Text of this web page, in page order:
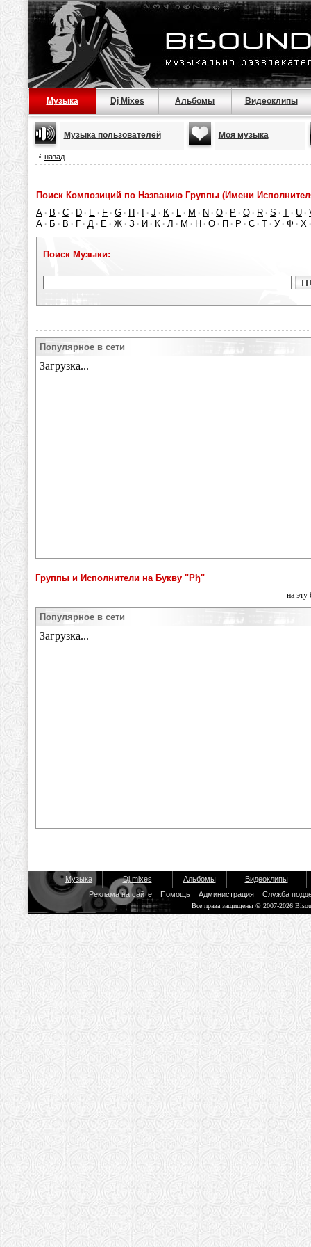
Музыка Dj Mixes Альбомы Видеоклипы
Музыка пользователей Моя музыка
назад
Поиск Композиций по Названию Группы (Имени
A · B · C · D · E · F · G · H · · J · K · L · M · N · O · P · Q · R · S · T · U ·
А · Б · В · Г · Д · Е · Ж · З · И · К · Л · М · Н · О · П · Р · С · Т · У · Ф · Х
Поиск Музыки:
Популярное в сети
Группы и Исполнители на Букву "Рђ"
на эту
Популярное в сети
Музыка Dj mixes Альбомы
Видеоклипы
Реклама на сайте
Помощь Администрация Служба
Все права защищены © 2007-2026